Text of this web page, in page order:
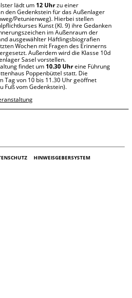
lädt um 12 Uhrzu einer
den Gedenkstein für das Außenlager
Petunienweg). Hierbei stellen
Kunst (Kl. 9) ihre Gedanken
im Außenraum der
ausgewählter Häftlingsbiografien
Wochen mit Fragen des Erinnerns
Außerdem wird die Klasse 10d
Sasel vorstellen.
findet um 10.30 Uhreine Führung
Poppenbüttel statt. Die
Tag von 10 bis 11.30 Uhr geöffnet
Fuß vom Gedenkstein).
HINWEISGEBERSYSTEM